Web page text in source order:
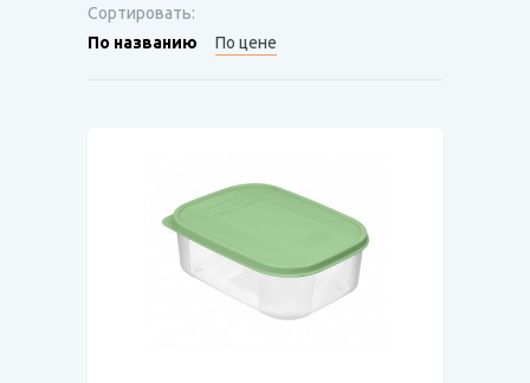
Сортировать:
По названию
По цене